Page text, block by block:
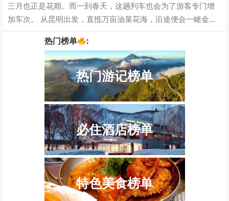
三月也正是花期。而一到春天，这趟列车也会为了游客专门增
加车次。 从昆明出发，直抵万亩油菜花海，沿途便会一睹金黄
热门榜单 :
热门游记榜单
必住酒店榜单
特色美食榜单